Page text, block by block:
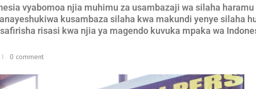
vyabomoa njia muhimu za usambazaji wa silaha haramu
kusambaza silaha kwa makundi yenye silaha
risasi kwa njia ya magendo kuvuka mpaka wa
0 comment